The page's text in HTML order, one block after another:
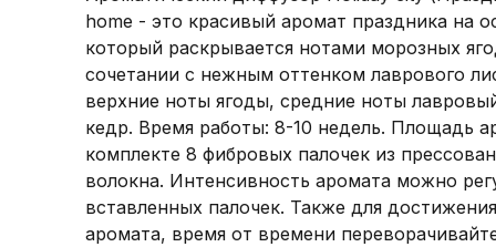
home - это красивый аромат праздника на
который раскрывается нотами морозных
сочетании с нежным оттенком лаврового
верхние ноты ягоды, средние ноты
кедр. Время работы: 8-10 недель. Площадь
комплекте 8 фибровых палочек из
волокна. Интенсивность аромата можно
вставленных палочек. Также для
аромата, время от времени